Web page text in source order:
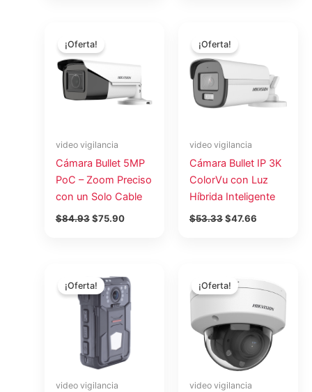
¡Oferta!
video vigilancia
Cámara Bullet 5MP
PoC – Zoom Preciso
con un Solo Cable
$84.93
precio
original
$84.93.
$75.90
$75.90.
¡Oferta!
video vigilancia
Cámara Bullet IP 3K
ColorVu con Luz
Híbrida Inteligente
$53.33
precio
original
era:
$53.33.
$47.66
es:
$47.66.
¡Oferta!
video vigilancia
precio
original
era:
$544.45.
¡Oferta!
video vigilancia
precio
original
$131.09.
actual
es:
$117.16.